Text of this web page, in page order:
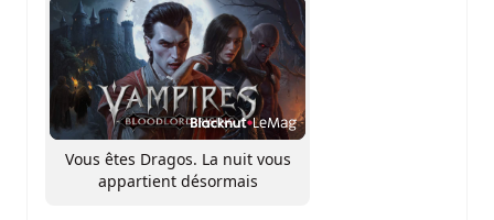
Vous êtes Dragos. La nuit vous
appartient désormais